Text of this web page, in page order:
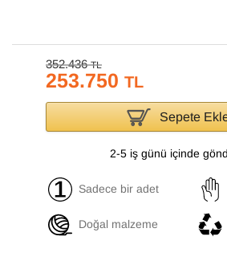
352.436TL
253.750 TL
Sepete
2-5 iş günü içinde
Sadece bir adet
Doğal malzeme